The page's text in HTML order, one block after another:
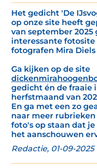
Het gedicht 'De
op onze site heeft
van september 2025
interessante
fotografen Mira
Ga kijken op de site
gedicht én de fraaie
herfstmaand van
En ga met een zo
naar meer
foto's op staan dat
het aanschouwen
Redactie, 01-09-2025